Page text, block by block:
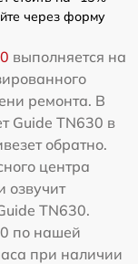
через форму
выполняется на
ремонта. В
Guide TN630 в
обратно.
центра
озвучит
TN630.
по нашей
при наличии